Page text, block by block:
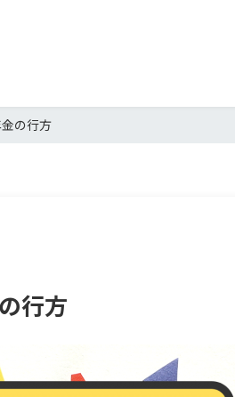
の行方
行方